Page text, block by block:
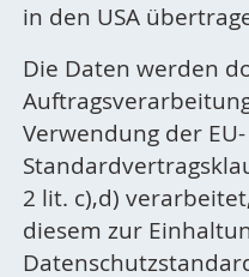
in den USA
Die Daten werden
Verwendung der EU-
2 lit. c),d)
diesem zur